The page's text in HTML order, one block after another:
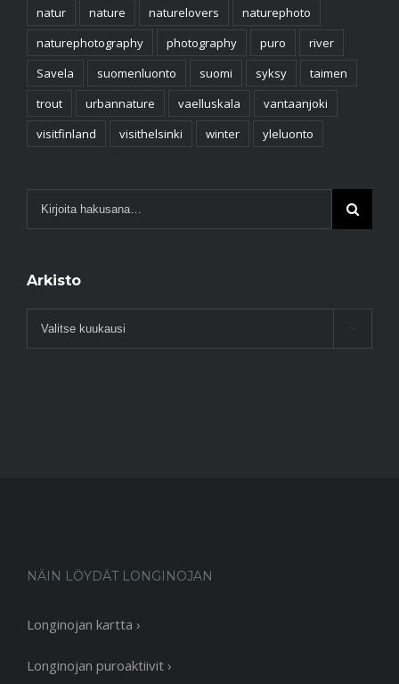
natur
nature naturelovers
naturephoto
naturephotography
photography puro
river
Savela
suomenluonto suomi syksy
taimen
trout
urbannature vaelluskala
vantaanjoki
visitfinland
visithelsinki winter yleluonto
Arkisto
Arkisto
NÄIN LÖYDÄT LONGINOJAN
Longinojan kartta ›
Longinojan puroaktiivit ›